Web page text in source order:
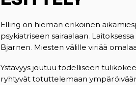
Elling on hieman erikoinen
psykiatriseen sairaalaan.
Bjarnen. Miesten välille viriää
Ystävyys joutuu todelliseen
ryhtyvät totuttelemaan